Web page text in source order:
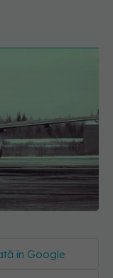
în Google